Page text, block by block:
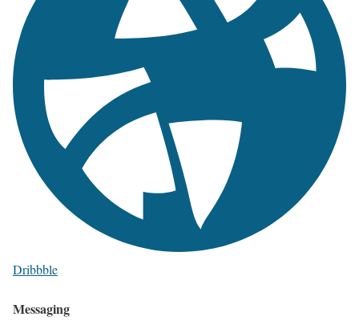
Dribbble
Messaging